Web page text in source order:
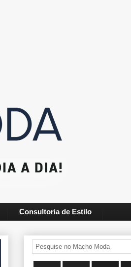
Consultoria de Estilo